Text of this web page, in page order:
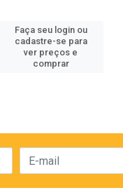
Faça seu login ou
cadastre-se para
ver preços e
comprar